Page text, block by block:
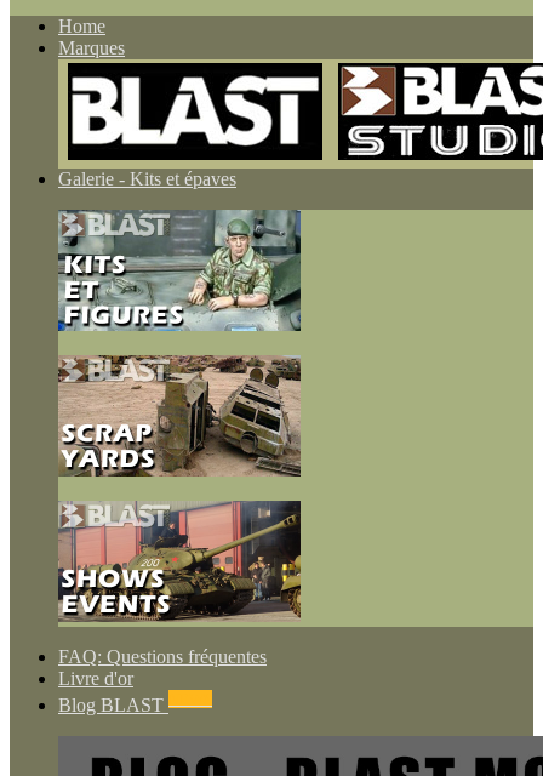
Home
Marques
Galerie - Kits et épaves
FAQ: Questions fréquentes
Livre d'or
Blog BLAST